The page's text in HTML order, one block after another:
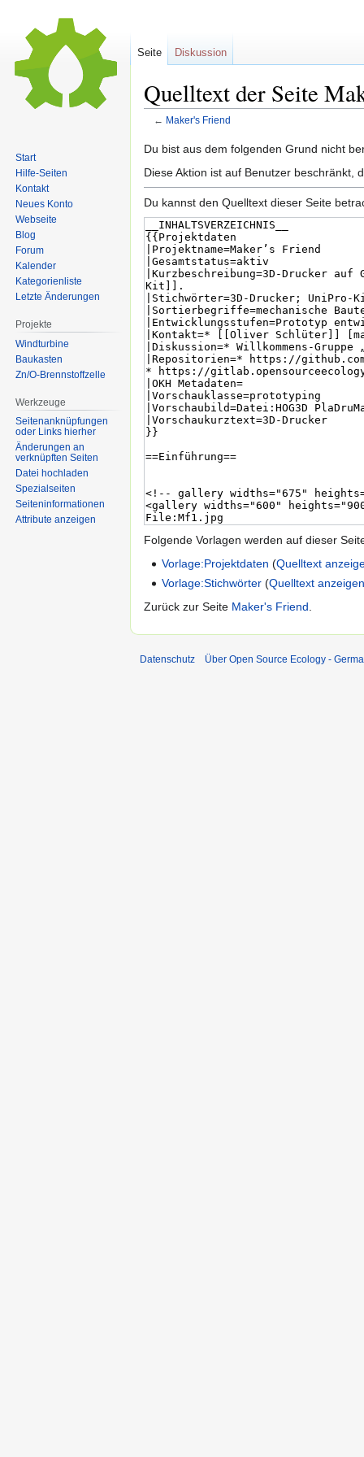
Quelltext der Seite
← Maker's Friend
Zur
Navigation
Zur
Suche
Du bist aus dem folgenden Grund nicht
Diese Aktion ist auf Benutzer beschränkt,
Du kannst den Quelltext dieser Seite
Folgende Vorlagen werden auf dieser
Vorlage:Projektdaten (Quelltext
Vorlage:Stichwörter (Quelltext
Zurück zur Seite Maker's Friend
Seite Diskussion
Start
Hilfe-Seiten
Kontakt
Neues Konto
Webseite
Blog
Forum
Kalender
Kategorienliste
Letzte Änderungen
Projekte
Windturbine
Baukasten
Zn/O-Brennstoffzelle
Werkzeuge
Seitenanknüpfungen
oder Links hierher
Änderungen an
verknüpften Seiten
Datei hochladen
Spezialseiten
Seiten­informationen
Attribute anzeigen
Datenschutz Über Open Source Ecology -